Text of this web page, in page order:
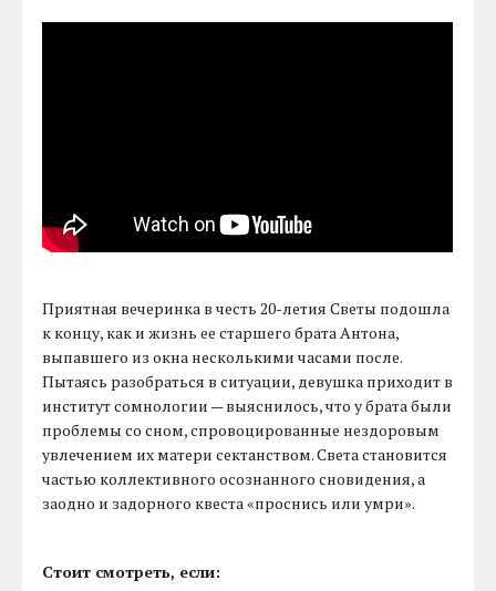
Приятная вечеринка в честь 20-летия Светы подошла
к концу, как и жизнь ее старшего брата Антона,
выпавшего из окна несколькими часами после.
Пытаясь разобраться в ситуации, девушка приходит в
институт сомнологии — выяснилось, что у брата были
проблемы со сном, спровоцированные нездоровым
увлечением их матери сектанством. Света становится
частью коллективного осознанного сновидения, а
заодно и задорного квеста «проснись или умри».
Стоит смотреть, если: